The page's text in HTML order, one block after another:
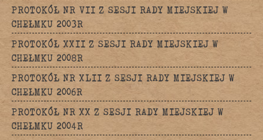
PROTOKÓŁ NR VII Z SESJI RADY MIEJSKIEJ W
CHEŁMKU 2003R
PROTOKÓŁ XXII Z SESJI RADY MIEJSKIEJ W
CHEŁMKU 2008R
PROTOKÓŁ NR XLII Z SESJI RADY MIEJSKIEJ W
CHEŁMKU 2006R
PROTOKÓŁ NR XX Z SESJI RADY MIEJSKIEJ W
CHEŁMKU 2004R